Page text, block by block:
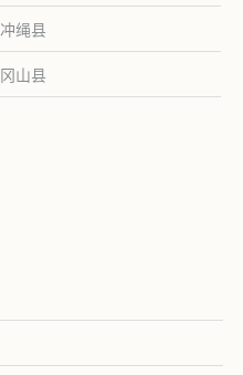
冲绳县
冈山县